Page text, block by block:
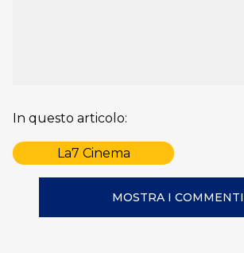
In questo articolo:
La7 Cinema
MOSTRA I COMMENTI